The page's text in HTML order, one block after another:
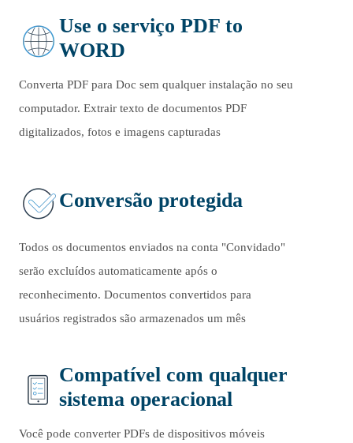
Use o serviço PDF to
WORD
Converta PDF para Doc sem qualquer instalação no seu
computador. Extrair texto de documentos PDF
digitalizados, fotos e imagens capturadas
Conversão protegida
Todos os documentos enviados na conta "Convidado"
serão excluídos automaticamente após o
reconhecimento. Documentos convertidos para
usuários registrados são armazenados um mês
Compatível com qualquer
sistema operacional
Você pode converter PDFs de dispositivos móveis